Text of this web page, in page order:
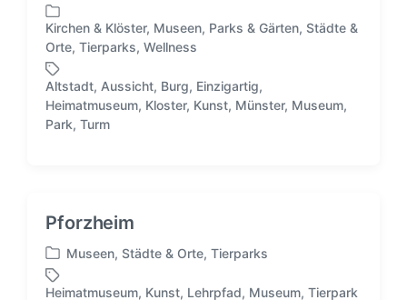
i
c
h
t
i
n
ö
r
t
e
r
V
r
ö
f
f
i
c
h
t
Kirchen & Klöster, Museen, Parks & Gärten, Städte &
Orte, Tierparks, Wellness
S
c
w
r
t
Altstadt, Aussicht, Burg, Einzigartig,
Heimatmuseum, Kloster, Kunst, Münster, Museum,
Park, Turm
Pforzheim
V
e
Museen, Städte & Orte, Tierparks
S
Heimatmuseum, Kunst, Lehrpfad, Museum, Tierpark